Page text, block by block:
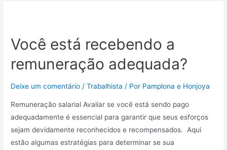
Você está recebendo a
remuneração adequada?
Deixe um comentário /Trabalhista / Por Pamplona e Honjoya
Remuneração salarial Avaliar se você está sendo pago
adequadamente é essencial para garantir que seus esforços
sejam devidamente reconhecidos e recompensados. Aqui
estão algumas estratégias para determinar se sua